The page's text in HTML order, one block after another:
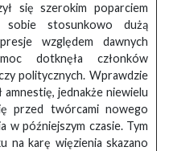
się szerokim poparciem
sobie stosunkowo dużą
względem dawnych
dotknęła członków
politycznych. Wprawdzie
jednakże niewielu
przed twórcami nowego
w późniejszym czasie. Tym
na karę więzienia skazano